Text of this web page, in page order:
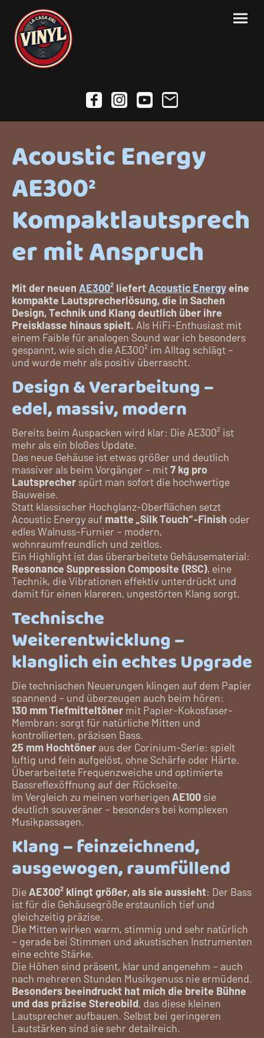
Acoustic Energy
AE300²
Kompaktlautsprech
er mit Anspruch
Design & Verarbeitung –
edel, massiv, modern
Mit der neuen AE300² liefertAcoustic Energyeine
kompakte Lautsprecherlösung, die in Sachen
Design, Technik und Klang deutlich über ihre
Preisklasse hinaus spielt. Als HiFi-Enthusiast mit
einem Faible für analogen Sound war ich besonders
gespannt, wie sich die AE300² im Alltag schlägt –
und wurde mehr als positiv überrascht.
Bereits beim Auspacken wird klar: Die AE300² ist
mehr als ein bloßes Update.
Das neue Gehäuse ist etwas größer und deutlich
massiver als beim Vorgänger – mit7 kg pro
Lautsprecherspürt man sofort die hochwertige
Bauweise.
Statt klassischer Hochglanz-Oberflächen setzt
Acoustic Energy auf matte „Silk Touch“-Finish oder
edles Walnuss-Furnier – modern,
wohnraumfreundlich und zeitlos.
Ein Highlight ist das überarbeitete Gehäusematerial:
Resonance Suppression Composite (RSC), eine
Technik, die Vibrationen effektiv unterdrückt und
damit für einen klareren, ungestörten Klang sorgt.
Technische
Weiterentwicklung –
klanglich ein echtes Upgrade
Die technischen Neuerungen klingen auf dem Papier
spannend – und überzeugen auch beim hören:
130 mm Tiefmitteltöner mit Papier-Kokosfaser-
Membran: sorgt für natürliche Mitten und
kontrollierten, präzisen Bass.
25 mm Hochtöneraus der Corinium-Serie: spielt
luftig und fein aufgelöst, ohne Schärfe oder Härte.
Überarbeitete Frequenzweiche und optimierte
Bassreflexöffnung auf der Rückseite.
Im Vergleich zu meinen vorherigen AE100sie
deutlich souveräner – besonders bei komplexen
Musikpassagen.
Klang – feinzeichnend,
ausgewogen, raumfüllend
DieAE300² klingt größer, als sie aussieht: Der Bass
ist für die Gehäusegröße erstaunlich tief und
gleichzeitig präzise.
Die Mitten wirken warm, stimmig und sehr natürlich
– gerade bei Stimmen und akustischen Instrumenten
eine echte Stärke.
Die Höhen sind präsent, klar und angenehm – auch
nach mehreren Stunden Musikgenuss nie ermüdend.
Besonders beeindruckt hat mich die breite Bühne
und das präzise Stereobild, das diese kleinen
Lautsprecher aufbauen. Selbst bei geringeren
Lautstärken sind sie sehr detailreich.